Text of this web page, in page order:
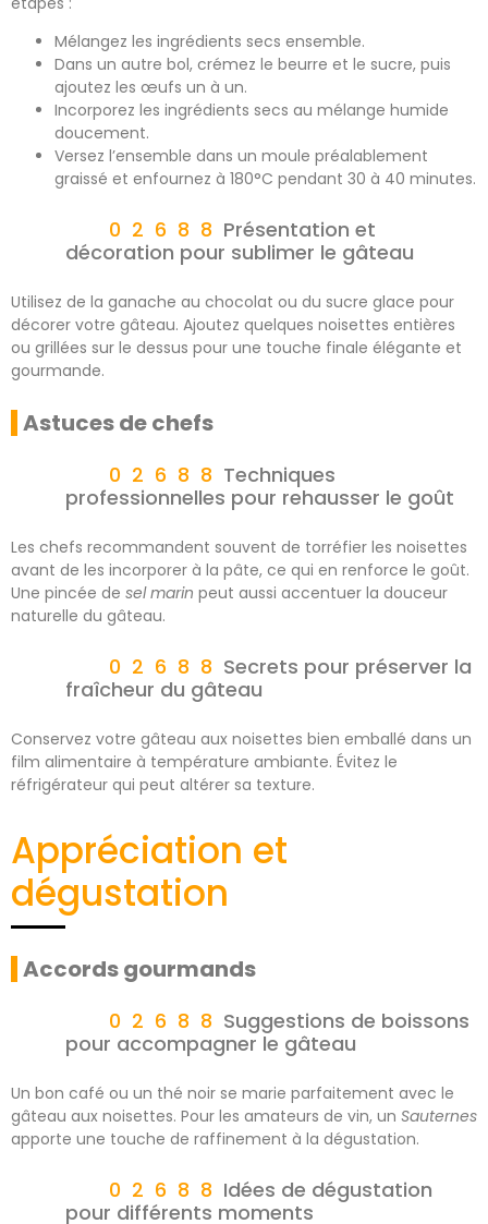
Mélangez les ingrédients secs ensemble.
Dans un autre bol, crémez le beurre et le sucre, puis
ajoutez les œufs un à un.
Incorporez les ingrédients secs au mélange humide
doucement.
Versez l’ensemble dans un moule préalablement
graissé et enfournez à 180°C pendant 30 à 40 minutes.
Présentation et
décoration pour sublimer le gâteau
Utilisez de la ganache au chocolat ou du sucre glace pour
décorer votre gâteau. Ajoutez quelques noisettes entières
ou grillées sur le dessus pour une touche finale élégante et
gourmande.
Astuces de chefs
Techniques
professionnelles pour rehausser le goût
Les chefs recommandent souvent de torréfier les noisettes
avant de les incorporer à la pâte, ce qui en renforce le goût.
Une pincée de sel marin peut aussi accentuer la douceur
naturelle du gâteau.
Secrets pour préserver la
fraîcheur du gâteau
Conservez votre gâteau aux noisettes bien emballé dans un
film alimentaire à température ambiante. Évitez le
réfrigérateur qui peut altérer sa texture.
Appréciation et
dégustation
Accords gourmands
Suggestions de boissons
pour accompagner le gâteau
Un bon café ou un thé noir se marie parfaitement avec le
gâteau aux noisettes. Pour les amateurs de vin, un Sauternes
apporte une touche de raffinement à la dégustation.
Idées de dégustation
pour différents moments